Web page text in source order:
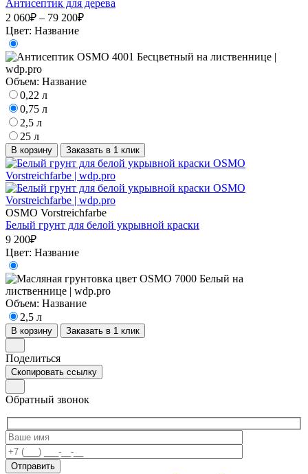
Антисептик для дерева
2 060₽ – 79 200₽
Цвет: Название
Объем: Название
0,22 л
0,75 л
2,5 л
25 л
В корзину Заказать в 1 клик
OSMO Vorstreichfarbe
Белый грунт для белой укрывной краски
9 200₽
Цвет: Название
Объем: Название
2,5 л
В корзину Заказать в 1 клик
Поделиться
Скопировать ссылку
Обратный звонок